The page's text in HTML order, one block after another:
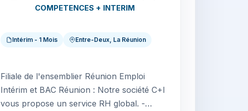
COMPETENCES + INTERIM
Intérim - 1 Mois Entre-Deux, La Réunion
Filiale de l'ensemblier Réunion Emploi
Intérim et BAC Réunion : Notre société C+I
vous propose un service RH global. -